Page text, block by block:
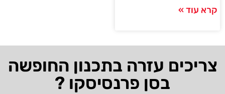
קרא עוד »
צריכים עזרה בתכנון החופשה
בסן פרנסיסקו ?